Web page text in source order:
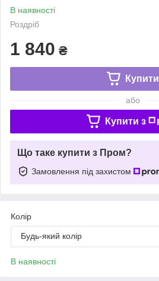
В наявності
Роздріб
1 840 ₴
Купити
або
Купити з
Що таке купити з Пром?
Замовлення під захистом
Колір
Будь-який колір
В наявності